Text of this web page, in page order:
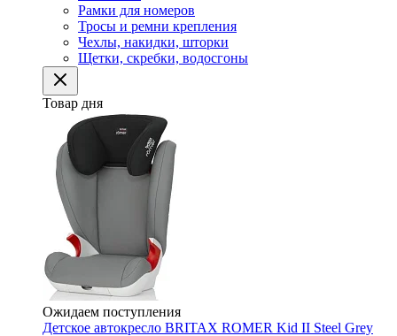
Рамки для номеров
Тросы и ремни крепления
Чехлы, накидки, шторки
Щетки, скребки, водосгоны
Товар дня
Ожидаем поступления
Детское автокресло BRITAX ROMER Kid II Steel Grey